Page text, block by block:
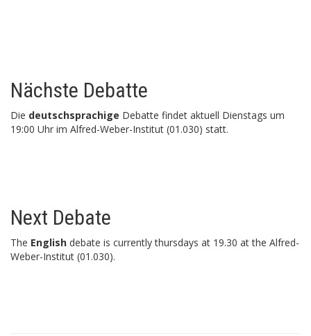
Nächste Debatte
Die deutschsprachige Debatte findet aktuell Dienstags um
19:00 Uhr im Alfred-Weber-Institut (01.030) statt.
Next Debate
The English debate is currently thursdays at 19.30 at the Alfred-
Weber-Institut (01.030).